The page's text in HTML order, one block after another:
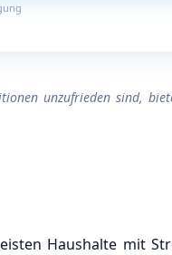
unzufrieden sind,
Haushalte mit